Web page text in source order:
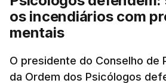
os incendiários com
mentais
O presidente do Conselho de
da Ordem dos Psicólogos